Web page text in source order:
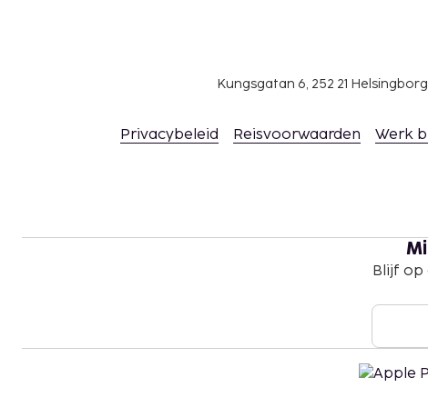
Aangrenzende kamers kunnen aangevraagd
contactgegevens in de boekingsbevestiging.
toegestaan.
Kungsgatan 6, 252 21
Privacybeleid Reisvoorwaarden Werk
Blijf op